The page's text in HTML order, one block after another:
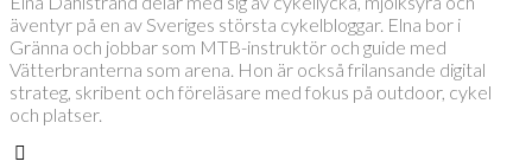
äventyr på en av Sveriges största cykelbloggar. Elna bor i
Gränna och jobbar som MTB-instruktör och guide med
Vätterbranterna som arena. Hon är också frilansande digital
strateg, skribent och föreläsare med fokus på outdoor, cykel
och platser.